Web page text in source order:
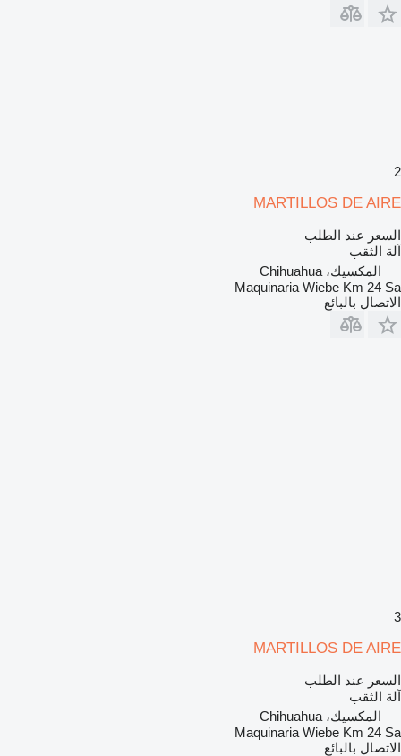
2
MARTILLOS DE AIRE
السعر عند الطلب
آلة الثقب
المكسيك، Chihuahua
Maquinaria Wiebe Km 24 Sa
الاتصال بالبائع
3
MARTILLOS DE AIRE
السعر عند الطلب
آلة الثقب
المكسيك، Chihuahua
Maquinaria Wiebe Km 24 Sa
الاتصال بالبائع